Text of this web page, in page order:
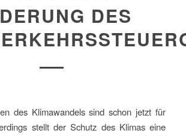
DES
des Klimawandels sind schon jetzt für
stellt der Schutz des Klimas eine